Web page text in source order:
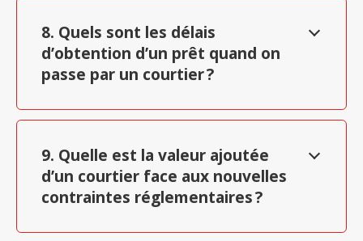
8. Quels sont les délais
d’obtention d’un prêt quand on
passe par un courtier ?
9. Quelle est la valeur ajoutée
d’un courtier face aux nouvelles
contraintes réglementaires ?